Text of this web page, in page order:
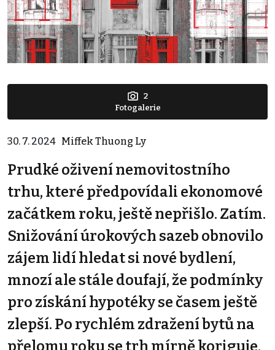
2
Fotogalerie
30. 7. 2024 Miffek Thuong Ly
Prudké oživení nemovitostního
trhu, které předpovídali ekonomové
začátkem roku, ještě nepřišlo. Zatím.
Snižování úrokových sazeb obnovilo
zájem lidí hledat si nové bydlení,
mnozí ale stále doufají, že podmínky
pro získání hypotéky se časem ještě
zlepší. Po rychlém zdražení bytů na
přelomu roku se trh mírně koriguje,